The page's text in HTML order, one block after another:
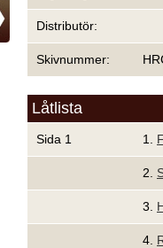
Distributör:
Skivnummer:
Låtlista
Sida 1 1.
2.
3.
4.